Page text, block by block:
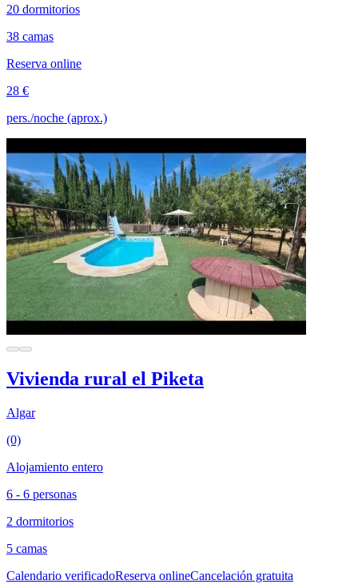
20 dormitorios
38 camas
Reserva online
28 €
pers./noche (aprox.)
Vivienda rural el Piketa
Algar
(0)
Alojamiento entero
6 - 6 personas
2 dormitorios
5 camas
Calendario verificadoReserva onlineCancelación gratuita